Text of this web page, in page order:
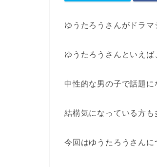
ゆうたろうさんがドラマ
ゆうたろうさんといえ
中性的な男の子で話題に
結構気になっている方も
今回はゆうたろうさんに